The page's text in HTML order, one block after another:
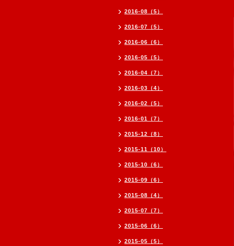
2016-08（5）
2016-07（5）
2016-06（6）
2016-05（5）
2016-04（7）
2016-03（4）
2016-02（5）
2016-01（7）
2015-12（8）
2015-11（10）
2015-10（6）
2015-09（6）
2015-08（4）
2015-07（7）
2015-06（6）
2015-05（5）